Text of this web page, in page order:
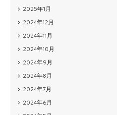
2025年1月
2024年12月
2024年11月
2024年10月
2024年9月
2024年8月
2024年7月
2024年6月